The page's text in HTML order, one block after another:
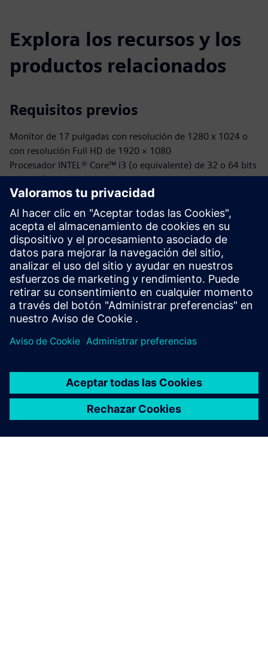
Explora los recursos y los
productos relacionados
Requisitos previos
Monitor de 17 pulgadas con resolución de 1280 x 1024 o
con resolución Full HD de 1920 × 1080
Procesador INTEL® Core™ i3 (o equivalente) de 32 o 64 bits
o INTEL® Core™ i7
Microsoft® Windows® 10 (soporte limitado para Windows
7 SP1 y Windows 8)
2 GB u 8 GB (o más) de RAM
Compatible con OpenGL®, NVIDIA® GeForce® GTX o AMD
Radeon™ RX
40 GB disponibles en el disco duro o en la SSD
Se necesita conexión a Internet para la gestión de licencias
basada en la nube